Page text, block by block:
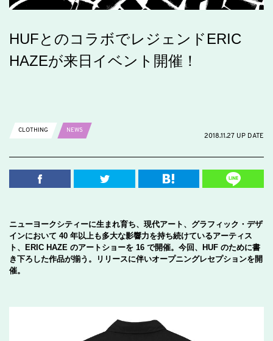
HUFとのコラボでレジェンドERIC
HAZEが来日イベント開催！
CLOTHING
NEWS
2018.11.27 UP DATE
ニューヨークシティーに生まれ育ち、現代アート、グラフィック・デザ
インにおいて 40 年以上も多大な影響力を持ち続けているアーティス
ト、ERIC HAZE のアートショーを 16 で開催。今回、HUF のために書
き下ろした作品が揃う。リリースに伴いオープニングレセプションを開
催。